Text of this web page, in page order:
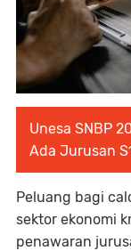
Unesa SNBP
Ada Jurusan
Peluang bagi
sektor ekonomi
penawaran